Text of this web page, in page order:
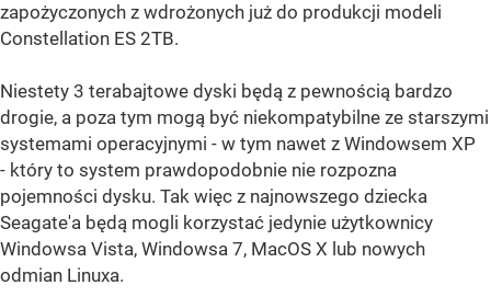
zapożyczonych z wdrożonych już do produkcji modeli
Constellation ES 2TB.
Niestety 3 terabajtowe dyski będą z pewnością bardzo
drogie, a poza tym mogą być niekompatybilne ze starszymi
systemami operacyjnymi - w tym nawet z Windowsem XP
- który to system prawdopodobnie nie rozpozna
pojemności dysku. Tak więc z najnowszego dziecka
Seagate'a będą mogli korzystać jedynie użytkownicy
Windowsa Vista, Windowsa 7, MacOS X lub nowych
odmian Linuxa.